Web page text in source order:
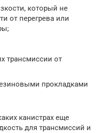
который не
от перегрева или
трансмиссии от
прокладками
канистрах еще
для трансмиссий и